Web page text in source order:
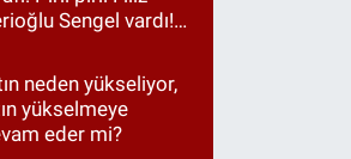
Sengel vardı!
birinci çıktı
neden yükseliyor,
yükselmeye
eder mi?